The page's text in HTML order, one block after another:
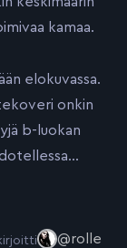
kamaa.
elokuvassa.
onkin
b-luokan
@rolle